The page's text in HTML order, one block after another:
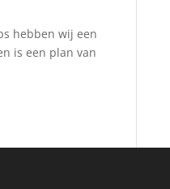
hebben wij een
is een plan van